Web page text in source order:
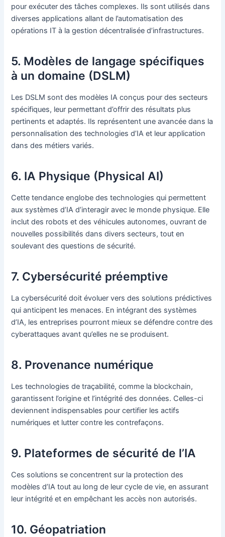
pour exécuter des tâches complexes. Ils sont utilisés dans
diverses applications allant de l’automatisation des
opérations IT à la gestion décentralisée d’infrastructures.
5. Modèles de langage spécifiques
à un domaine (DSLM)
Les DSLM sont des modèles IA conçus pour des secteurs
spécifiques, leur permettant d’offrir des résultats plus
pertinents et adaptés. Ils représentent une avancée dans la
personnalisation des technologies d’IA et leur application
dans des métiers variés.
6. IA Physique (Physical AI)
Cette tendance englobe des technologies qui permettent
aux systèmes d’IA d’interagir avec le monde physique. Elle
inclut des robots et des véhicules autonomes, ouvrant de
nouvelles possibilités dans divers secteurs, tout en
soulevant des questions de sécurité.
7. Cybersécurité préemptive
La cybersécurité doit évoluer vers des solutions prédictives
qui anticipent les menaces. En intégrant des systèmes
d’IA, les entreprises pourront mieux se défendre contre des
cyberattaques avant qu’elles ne se produisent.
8. Provenance numérique
Les technologies de traçabilité, comme la blockchain,
garantissent l’origine et l’intégrité des données. Celles-ci
deviennent indispensables pour certifier les actifs
numériques et lutter contre les contrefaçons.
9. Plateformes de sécurité de l’IA
Ces solutions se concentrent sur la protection des
modèles d’IA tout au long de leur cycle de vie, en assurant
leur intégrité et en empêchant les accès non autorisés.
10. Géopatriation